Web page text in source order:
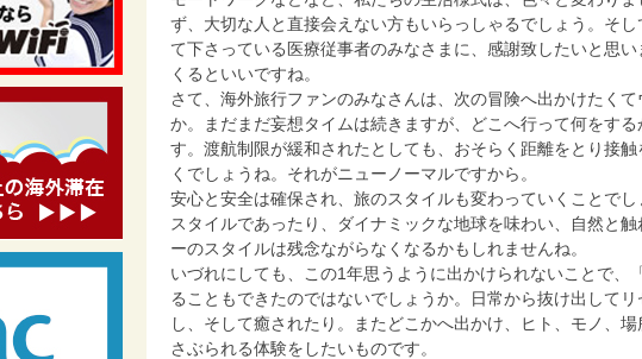
ず、大切な人と直接会えない方もいらっしゃるでしょう。そ
て下さっている医療従事者のみなさまに、感謝致したいと思
くるといいですね。
さて、海外旅行ファンのみなさんは、次の冒険へ出かけたく
か。まだまだ妄想タイムは続きますが、どこへ行って何をす
す。渡航制限が緩和されたとしても、おそらく距離をとり接
くでしょうね。それがニューノーマルですから。
安心と安全は確保され、旅のスタイルも変わっていくことで
スタイルであったり、ダイナミックな地球を味わい、自然と
ーのスタイルは残念ながらなくなるかもしれませんね。
いづれにしても、この1年思うように出かけられないことで、
ることもできたのではないでしょうか。日常から抜け出して
し、そして癒されたり。またどこかへ出かけ、ヒト、モノ、
さぶられる体験をしたいものです。